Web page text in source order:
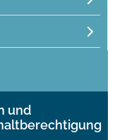
und